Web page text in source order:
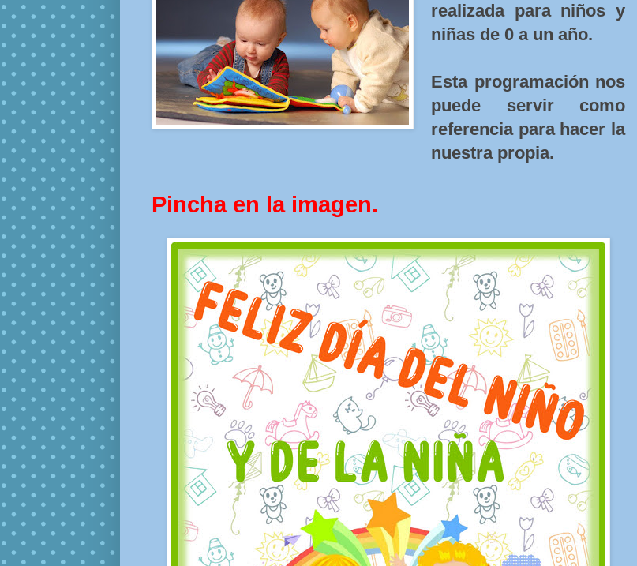
realizada para niños y
niñas de 0 a un año.
Esta programación nos
puede servir como
referencia para hacer la
nuestra propia.
Pincha en la imagen.